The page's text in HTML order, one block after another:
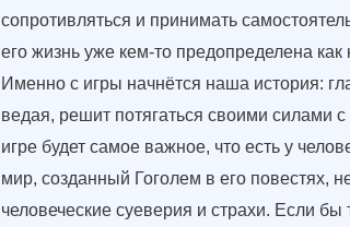
сопротивляться и принимать
его жизнь уже кем-то предопределена как
Именно с игры начнётся наша история:
ведая, решит потягаться своими силами с
игре будет самое важное, что есть у
мир, созданный Гоголем в его повестях,
человеческие суеверия и страхи. Если бы